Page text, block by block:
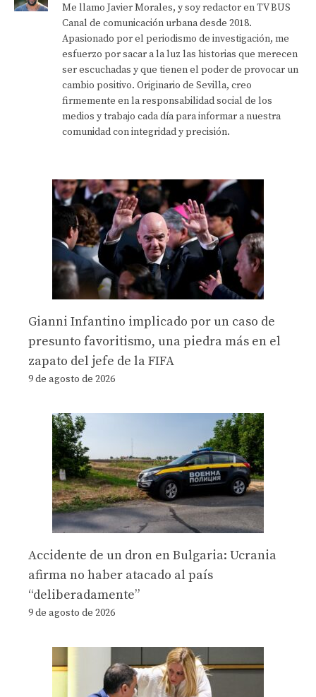
Me llamo Javier Morales, y soy redactor en TV BUS
Canal de comunicación urbana desde 2018.
Apasionado por el periodismo de investigación, me
esfuerzo por sacar a la luz las historias que merecen
ser escuchadas y que tienen el poder de provocar un
cambio positivo. Originario de Sevilla, creo
firmemente en la responsabilidad social de los
medios y trabajo cada día para informar a nuestra
comunidad con integridad y precisión.
Gianni Infantino implicado por un caso de
presunto favoritismo, una piedra más en el
zapato del jefe de la FIFA
9 de agosto de 2026
Accidente de un dron en Bulgaria: Ucrania
afirma no haber atacado al país
“deliberadamente”
9 de agosto de 2026